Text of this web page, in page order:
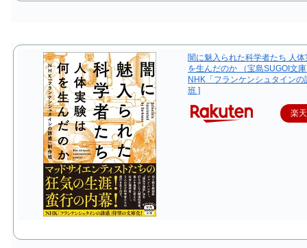
闇に魅入られた科学者たち 人
を生んだのか （宝島SUGOI文
NHK「フランケンシュタインの
班 ]
楽